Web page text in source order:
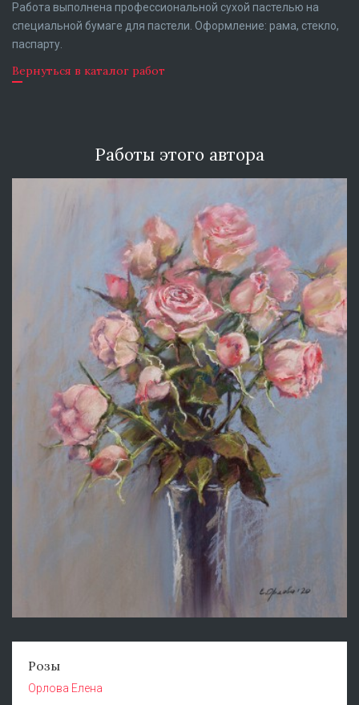
Работа выполнена профессиональной сухой пастелью на
специальной бумаге для пастели. Оформление: рама, стекло,
паспарту.
Вернуться в каталог работ
Работы этого автора
Розы
Орлова Елена